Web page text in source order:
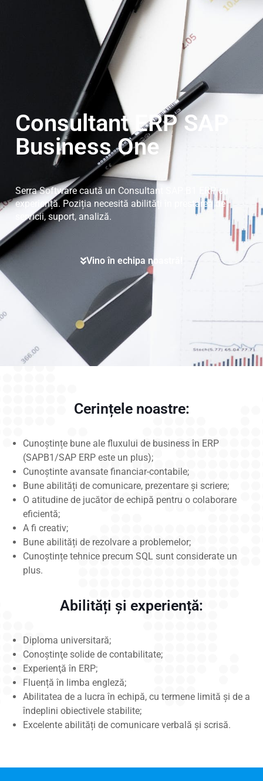
Consultant ERP SAP
Business One
Serra Software caută un Consultant SAP B1 ERP cu
experiență. Poziția necesită abilități în prestarea de
servicii, suport, analiză.
Vino în echipa noastră!
Cerințele noastre:
Cunoștințe bune ale fluxului de business în ERP
(SAPB1/SAP ERP este un plus);
Cunoştinte avansate financiar-contabile;
Bune abilități de comunicare, prezentare și scriere;
O atitudine de jucător de echipă pentru o colaborare
eficientă;
A fi creativ;
Bune abilități de rezolvare a problemelor;
Cunoștințe tehnice precum SQL sunt considerate un
plus.
Abilități și experiență:
Diploma universitară;
Conoştinţe solide de contabilitate;
Experienţă în ERP;
Fluență în limba engleză;
Abilitatea de a lucra în echipă, cu termene limită și de a
îndeplini obiectivele stabilite;
Excelente abilități de comunicare verbală și scrisă.